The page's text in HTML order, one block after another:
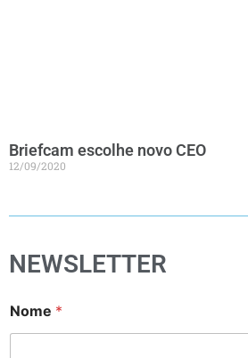
Briefcam escolhe novo CEO
12/09/2020
NEWSLETTER
Nome *